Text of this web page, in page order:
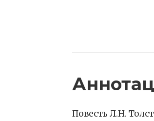
Повесть Л.Н.